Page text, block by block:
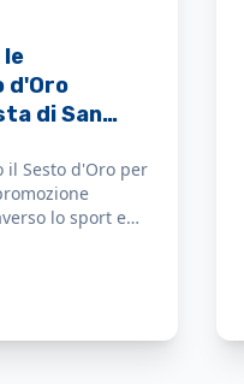
le
alle
ASD Ad
dell’inclusione